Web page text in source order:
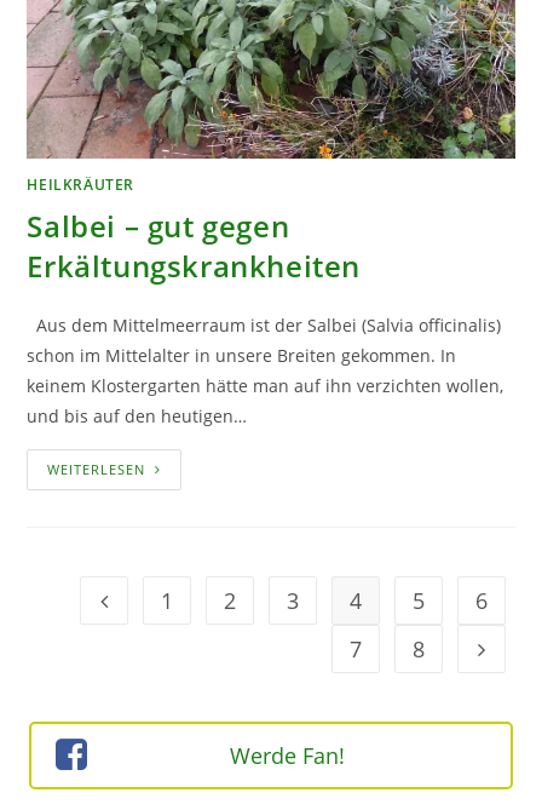
HEILKRÄUTER
Salbei – gut gegen
Erkältungskrankheiten
Aus dem Mittelmeerraum ist der Salbei (Salvia officinalis)
schon im Mittelalter in unsere Breiten gekommen. In
keinem Klostergarten hätte man auf ihn verzichten wollen,
und bis auf den heutigen…
WEITERLESEN SALBEI
–
Geh zur Option
1 2 3 4 5
6
7
8 Geh
Werde Fan!